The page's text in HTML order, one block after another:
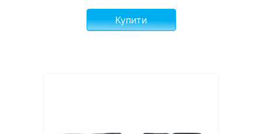
Купити